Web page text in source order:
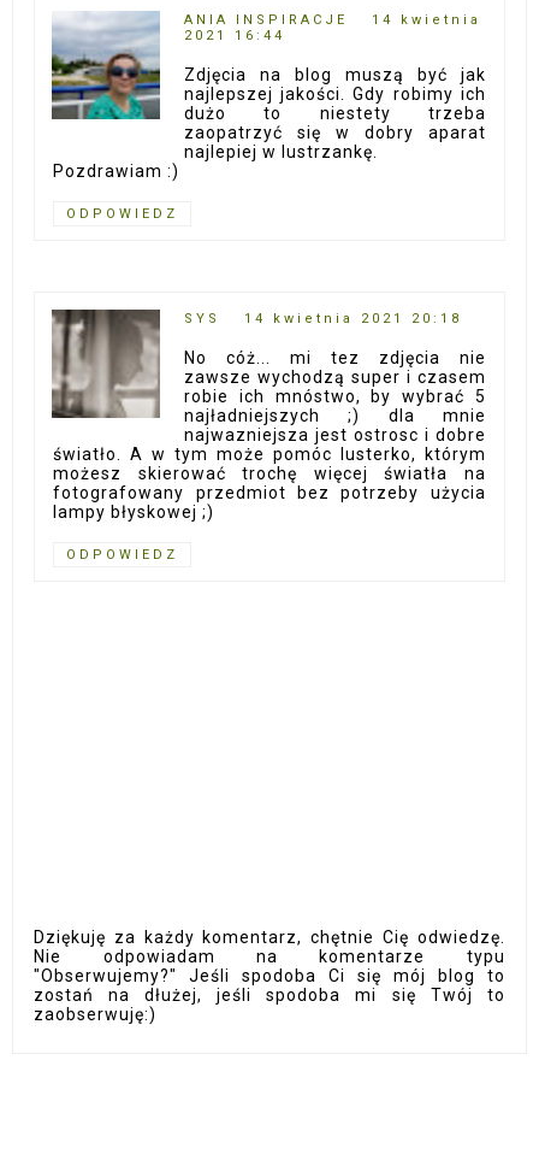
ANIA INSPIRACJE
14 kwietnia
2021 16:44
Zdjęcia na blog muszą być jak
najlepszej jakości. Gdy robimy ich
dużo to niestety trzeba
zaopatrzyć się w dobry aparat
najlepiej w lustrzankę.
Pozdrawiam :)
ODPOWIEDZ
SYS 14 kwietnia 2021 20:18
No cóż... mi tez zdjęcia nie
zawsze wychodzą super i czasem
robie ich mnóstwo, by wybrać 5
najładniejszych ;) dla mnie
najwazniejsza jest ostrosc i dobre
światło. A w tym może pomóc lusterko, którym
możesz skierować trochę więcej światła na
fotografowany przedmiot bez potrzeby użycia
lampy błyskowej ;)
ODPOWIEDZ
Dziękuję za każdy komentarz, chętnie Cię odwiedzę.
Nie odpowiadam na komentarze typu
"Obserwujemy?" Jeśli spodoba Ci się mój blog to
zostań na dłużej, jeśli spodoba mi się Twój to
zaobserwuję:)